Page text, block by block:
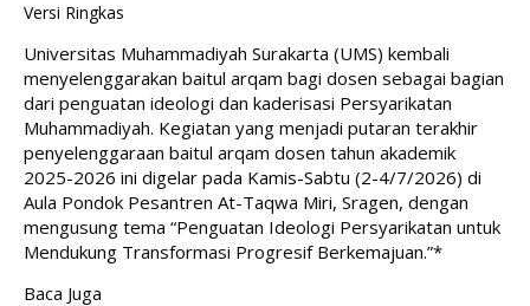
Versi Ringkas
Universitas Muhammadiyah Surakarta (UMS) kembali
menyelenggarakan baitul arqam bagi dosen sebagai bagian
dari penguatan ideologi dan kaderisasi Persyarikatan
Muhammadiyah. Kegiatan yang menjadi putaran terakhir
penyelenggaraan baitul arqam dosen tahun akademik
2025-2026 ini digelar pada Kamis-Sabtu (2-4/7/2026) di
Aula Pondok Pesantren At-Taqwa Miri, Sragen, dengan
mengusung tema “Penguatan Ideologi Persyarikatan untuk
Mendukung Transformasi Progresif Berkemajuan.”*
Baca Juga